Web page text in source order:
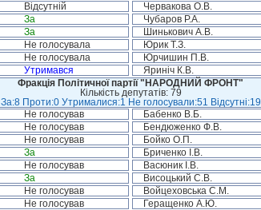
Відсутній Червакова О.В.
За Чубаров Р.А.
За Шинькович А.В.
Не голосувала Юрик Т.З.
Не голосувала Юрчишин П.В.
Утримався Яриніч К.В.
Фракція Політичної партії "НАРОДНИЙ ФРОНТ"
Кількість депутатів: 79
За:8 Проти:0 Утрималися:1 Не голосували:51 Відсутні:19
Не голосував Бабенко В.Б.
Не голосував Бендюженко Ф.В.
Не голосував Бойко О.П.
За Бриченко І.В.
Не голосував Васюник І.В.
За Висоцький С.В.
Не голосував Войцеховська С.М.
Не голосував Геращенко А.Ю.